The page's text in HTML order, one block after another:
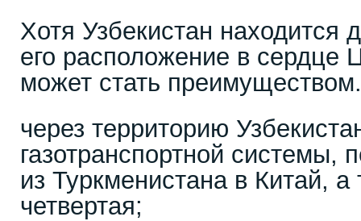
Хотя Узбекистан находится
его расположение в сердце
может стать
через территорию
газотранспортной системы,
из Туркменистана в Китай, а
четвертая;